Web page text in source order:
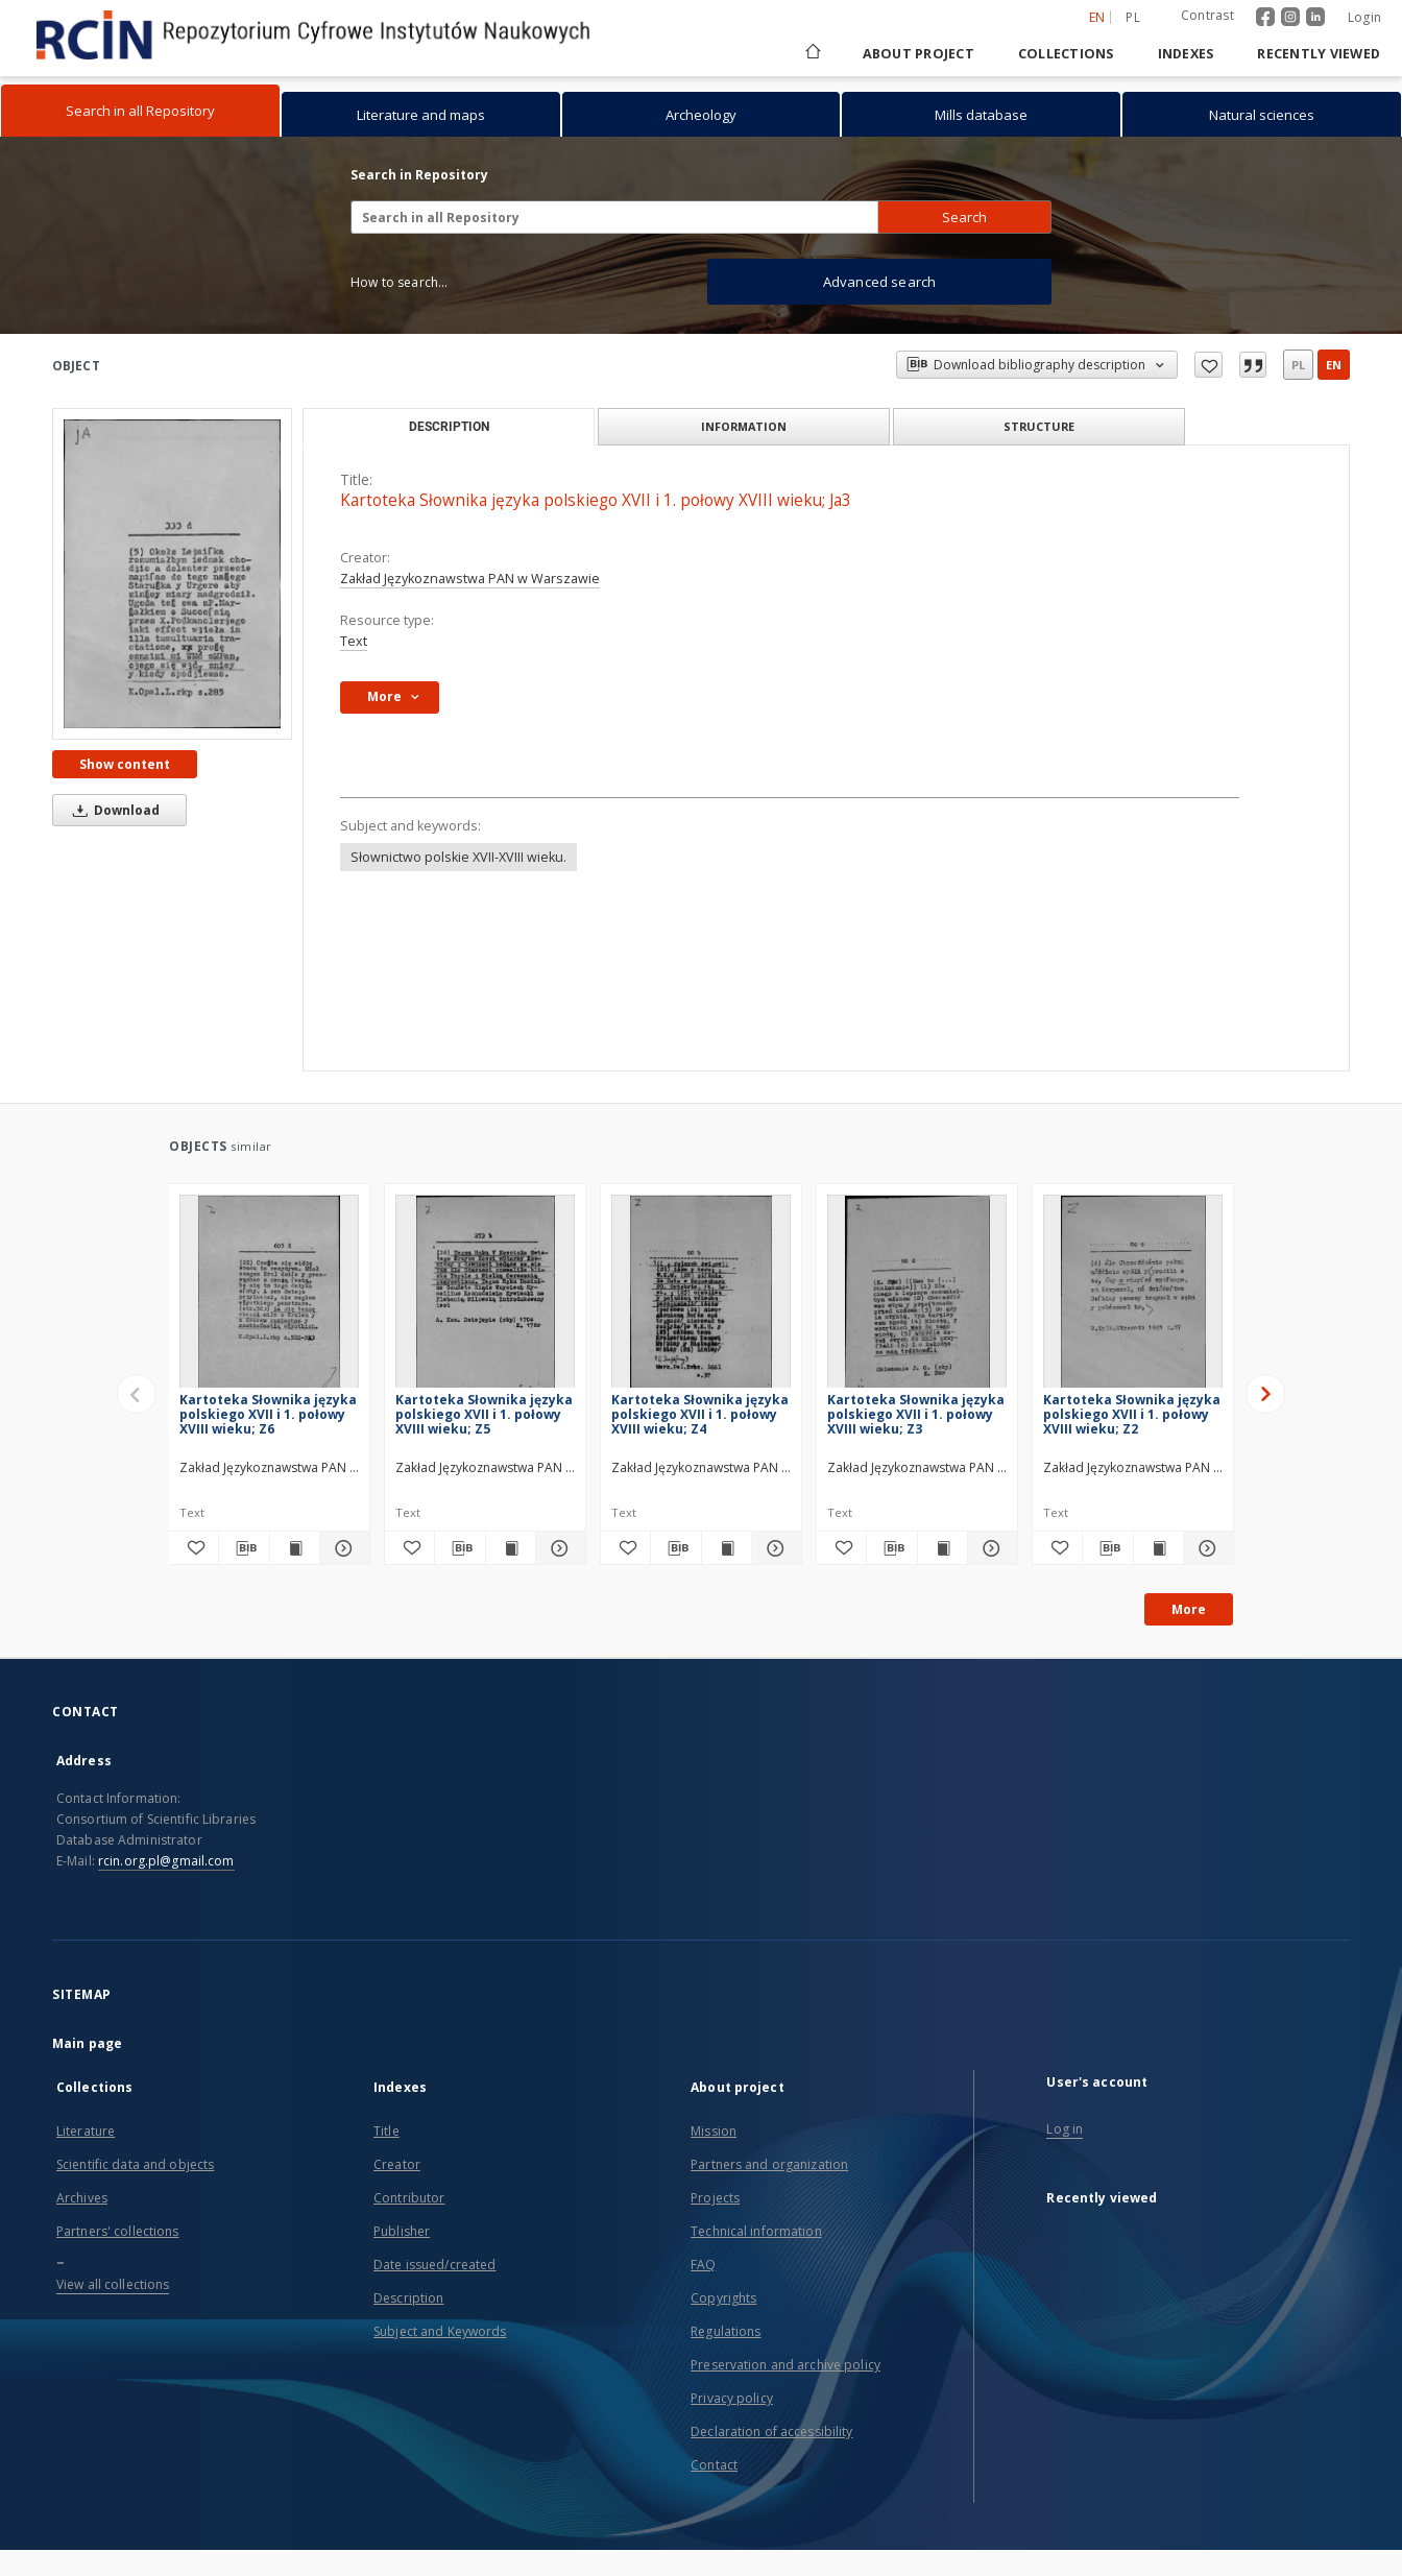
EN PL Contrast Login
ABOUT PROJECT COLLECTIONS INDEXES RECENTLY VIEWED
Search in all Repository Literature and maps Archeology Mills database Natural sciences
Search in Repository
Search
How to search... Advanced search
OBJECT Download bibliography description PL EN
Show content
Download
DESCRIPTION INFORMATION STRUCTURE
Title:
Kartoteka Słownika języka polskiego XVII i 1. połowy XVIII wieku; Ja3
Creator:
Zakład Językoznawstwa PAN w Warszawie
Resource type:
Text
More
Subject and keywords:
Słownictwo polskie XVII-XVIII wieku.
OBJECTS similar
Kartoteka Słownika języka
polskiego XVII i 1. połowy
XVIII wieku; Z6
Zakład Językoznawstwa PAN w Warszawie
Text
Kartoteka Słownika języka
polskiego XVII i 1. połowy
XVIII wieku; Z5
Zakład Językoznawstwa PAN w Warszawie
Text
Kartoteka Słownika języka
polskiego XVII i 1. połowy
XVIII wieku; Z4
Zakład Językoznawstwa PAN w Warszawie
Text
Kartoteka Słownika języka
polskiego XVII i 1. połowy
XVIII wieku; Z3
Zakład Językoznawstwa PAN w Warszawie
Text
Kartoteka Słownika języka
polskiego XVII i 1. połowy
XVIII wieku; Z2
Zakład Językoznawstwa PAN w Warszawie
Text
Kartoteka Słownika
More
CONTACT
Address
Contact Information:
Consortium of Scientific Libraries
Database Administrator
E-Mail: rcin.org.pl@gmail.com
SITEMAP
Main page
Collections
Literature
Scientific data and objects
Archives
Partners' collections
...
View all collections
Indexes
Title
Creator
Contributor
Publisher
Date issued/created
Description
Subject and Keywords
About project
Mission
Partners and organization
Projects
Technical information
FAQ
Copyrights
Regulations
Preservation and archive policy
Privacy policy
Declaration of accessibility
Contact
User's account
Log in
Recently viewed